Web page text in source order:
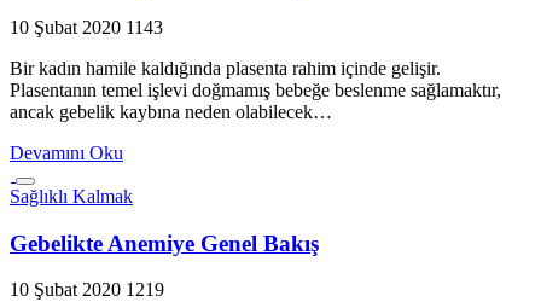
10 Şubat 2020 1143
Bir kadın hamile kaldığında plasenta rahim içinde gelişir.
Plasentanın temel işlevi doğmamış bebeğe beslenme sağlamaktır,
ancak gebelik kaybına neden olabilecek…
Devamını Oku
Sağlıklı Kalmak
Gebelikte Anemiye Genel Bakış
10 Şubat 2020 1219